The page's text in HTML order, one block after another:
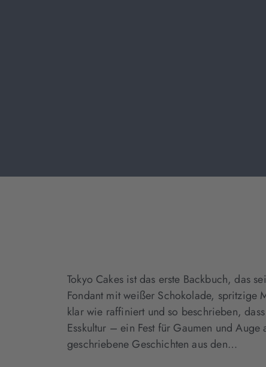
Tokyo Cakes ist das erste Backbuch, das
Fondant mit weißer Schokolade, spritzige
klar wie raffiniert und so beschrieben,
Esskultur – ein Fest für Gaumen und
geschriebene Geschichten aus den…